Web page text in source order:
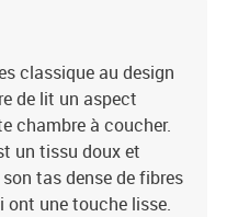
classique au design
de lit un aspect
chambre à coucher.
un tissu doux et
tas dense de fibres
ont une touche lisse.